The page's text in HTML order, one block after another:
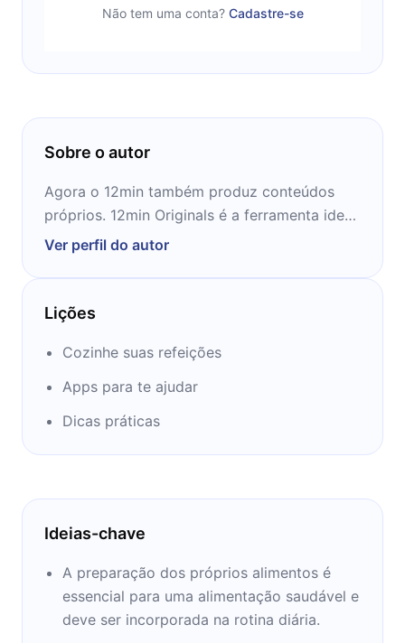
Não tem uma conta? Cadastre-se
Sobre o autor
Agora o 12min também produz conteúdos
próprios. 12min Originals é a ferramenta ideal
para te conduzir na jornada rumo ao
Ver perfil do autor
Lições
Cozinhe suas refeições
Apps para te ajudar
Dicas práticas
Ideias-chave
A preparação dos próprios alimentos é
essencial para uma alimentação saudável e
deve ser incorporada na rotina diária.